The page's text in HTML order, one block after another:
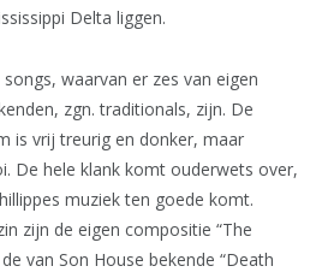
Delta liggen.
waarvan er zes van eigen
zgn. traditionals, zijn. De
is vrij treurig en donker, maar
De hele klank komt ouderwets over,
muziek ten goede komt.
zijn de eigen compositie “The
van Son House bekende “Death